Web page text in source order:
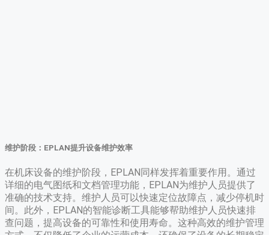
维护阶段：EPLAN提升设备维护效率
在机床设备的维护阶段，EPLAN同样发挥着重要作用。通过
详细的电气图纸和文档管理功能，EPLAN为维护人员提供了
准确的技术支持。维护人员可以快速定位故障点，减少停机时
间。此外，EPLAN的智能诊断工具能够帮助维护人员快速排
查问题，提高设备的可靠性和使用寿命。这种高效的维护管理